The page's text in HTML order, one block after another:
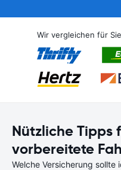
Wir vergleichen für
Nützliche Tipps
vorbereitete
Welche Versicherung